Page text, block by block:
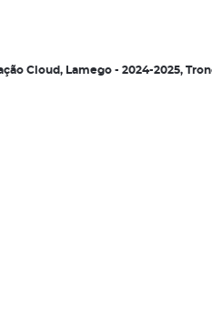
Cloud, Lamego - 2024-2025,